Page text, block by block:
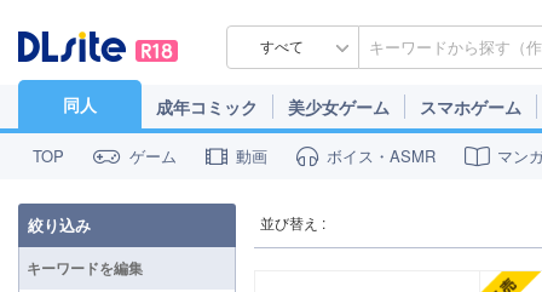
すべて
同人 成年コミック 美少女ゲーム スマホゲーム
TOP ゲーム 動画 ボイス・ASMR マン
並び替え :
絞り込み
キーワードを編集